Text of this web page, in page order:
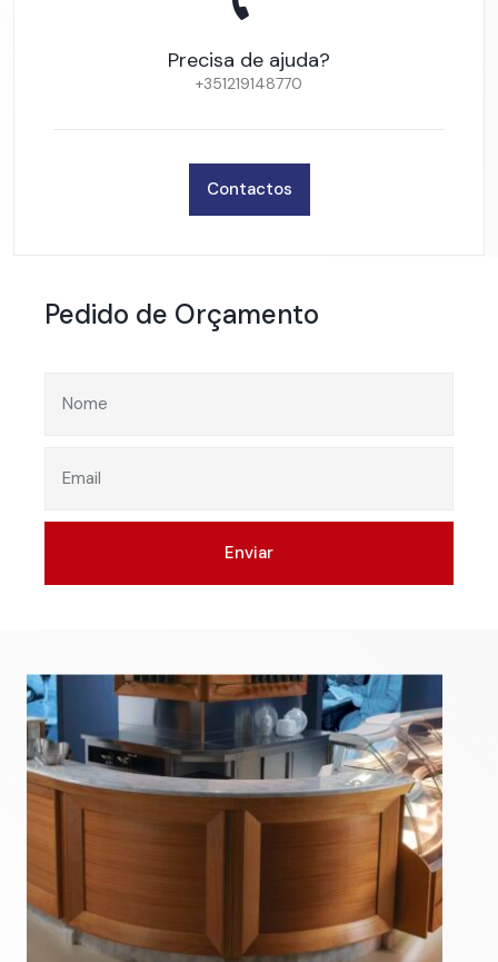
Precisa de ajuda?
+351219148770
Contactos
Pedido de Orçamento
Enviar